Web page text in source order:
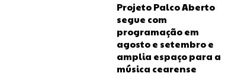
Projeto Palco Aberto
segue com
programação em
agosto e setembro e
amplia espaço para a
música cearense